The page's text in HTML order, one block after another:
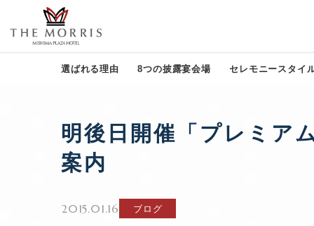
選ばれる理由 8つの披露宴会場 セレモニースタイ
明後日開催「プレミア
案内
2015.01.16 ブログ